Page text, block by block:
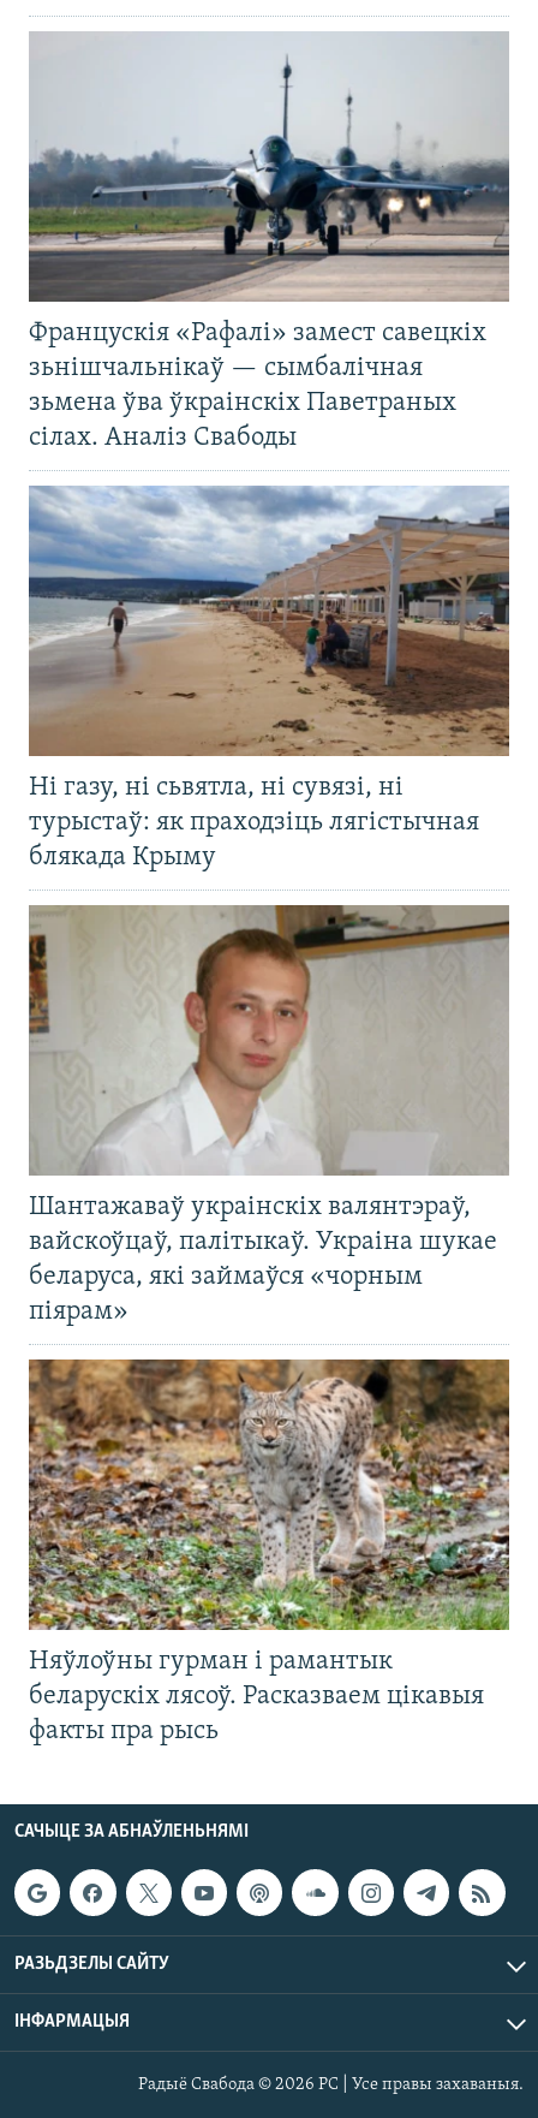
Францускія «Рафалі» замест савецкіх
зьнішчальнікаў — сымбалічная
зьмена ўва ўкраінскіх Паветраных
сілах. Аналіз Свабоды
Ні газу, ні сьвятла, ні сувязі, ні
турыстаў: як праходзіць лягістычная
блякада Крыму
Шантажаваў украінскіх валянтэраў,
вайскоўцаў, палітыкаў. Украіна шукае
беларуса, які займаўся «чорным
піярам»
Няўлоўны гурман і рамантык
беларускіх лясоў. Расказваем цікавыя
факты пра рысь
САЧЫЦЕ ЗА АБНАЎЛЕНЬНЯМІ
РАЗЬДЗЕЛЫ САЙТУ
ІНФАРМАЦЫЯ
Радыё Свабода © 2026 РС | Усе правы захаваныя.